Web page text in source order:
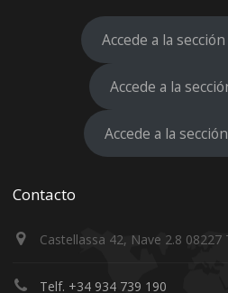
Accede a la
Accede a la
Accede a la
Contacto
Castellassa 42, Nave 2.8
Telf. +34 934 739 190